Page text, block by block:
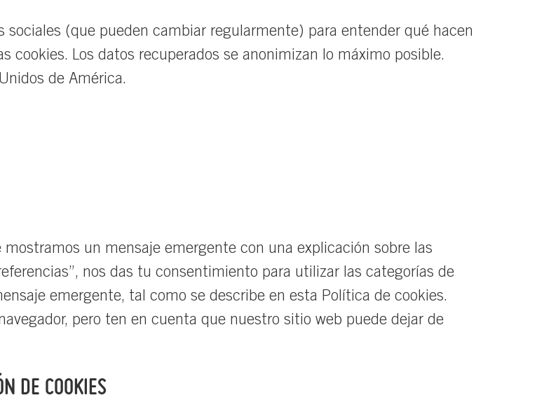
sociales (que pueden cambiar regularmente) para entender qué hacen
cookies. Los datos recuperados se anonimizan lo máximo posible.
de América.
un mensaje emergente con una explicación sobre las
nos das tu consentimiento para utilizar las categorías de
emergente, tal como se describe en esta Política de cookies.
pero ten en cuenta que nuestro sitio web puede dejar de
DE COOKIES